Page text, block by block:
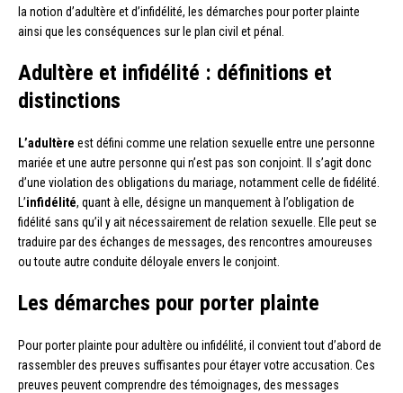
la notion d’adultère et d’infidélité, les démarches pour porter plainte
ainsi que les conséquences sur le plan civil et pénal.
Adultère et infidélité : définitions et
distinctions
L’adultère est défini comme une relation sexuelle entre une personne
mariée et une autre personne qui n’est pas son conjoint. Il s’agit donc
d’une violation des obligations du mariage, notamment celle de fidélité.
L’infidélité, quant à elle, désigne un manquement à l’obligation de
fidélité sans qu’il y ait nécessairement de relation sexuelle. Elle peut se
traduire par des échanges de messages, des rencontres amoureuses
ou toute autre conduite déloyale envers le conjoint.
Les démarches pour porter plainte
Pour porter plainte pour adultère ou infidélité, il convient tout d’abord de
rassembler des preuves suffisantes pour étayer votre accusation. Ces
preuves peuvent comprendre des témoignages, des messages